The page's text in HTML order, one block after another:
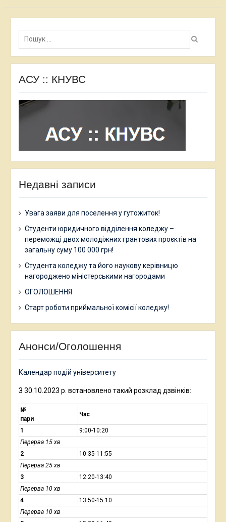
Пошук:
АСУ :: КНУВС
Недавні записи
Увага заяви для поселення у гутожиток!
Студенти юридичного відділення коледжу –
переможці двох молодіжних грантових проєктів на
загальну суму 100 000 грн!
Студента коледжу та його наукову керівницю
нагороджено міністерськими нагородами
ОГОЛОШЕННЯ
Старт роботи приймальної комісії коледжу!
Анонси/Оголошення
Календар подій університету
З 30.10.2023 р. встановлено такий розклад дзвінків:
№
пари
Час
1
9:00-10:20
Перерва 15 хв
2
10:35-11:55
Перерва 25 хв
3
12:20-13:40
Перерва 10 хв
4
13:50-15:10
Перерва 10 хв